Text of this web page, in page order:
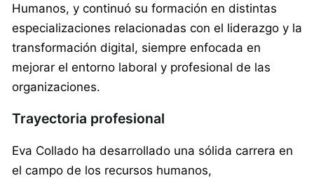
Humanos, y continuó su formación en distintas
especializaciones relacionadas con el liderazgo y la
transformación digital, siempre enfocada en
mejorar el entorno laboral y profesional de las
organizaciones.
Trayectoria profesional
Eva Collado ha desarrollado una sólida carrera en
el campo de los recursos humanos,